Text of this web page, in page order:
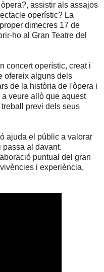
assistir als assajos
operístic? La
dimecres 17 de
ho al Gran Teatre del
concert operístic, creat i
ofereix alguns dels
de la història de l'òpera i
veure allò que aquest
previ dels seus
ajuda el públic a valorar
al davant.
puntual del gran
i experiència,